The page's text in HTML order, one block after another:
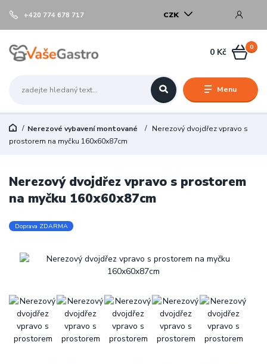
Menu
CZK
+420 774 678 717
0
0 Kč
Nerezové vybavení montované
Nerezový dvojdřez vpravo s
prostorem na myčku 160x60x87cm
Nerezový dvojdřez vpravo s prostorem
na myčku 160x60x87cm
Doprava ZDARMA